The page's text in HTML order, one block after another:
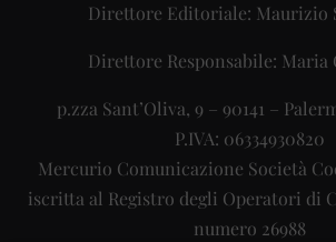
Direttore Editoriale: Maurizio
Direttore Responsabile: Maria
p.zza Sant’Oliva, 9 – 90141 –
P.IVA: 06334930820
Mercurio Comunicazione Società
iscritta al Registro degli Operatori di
numero 26988